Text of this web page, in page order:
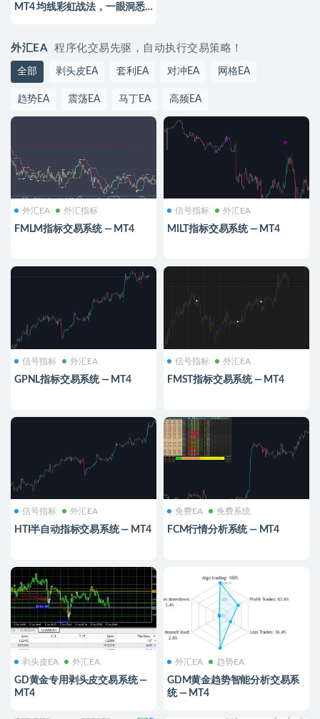
MT4 均线彩虹战法，一眼洞悉
外汇EA 程序化交易先驱，自动执行交易策略！
全部 剥头皮EA 套利EA 对冲EA 网格EA
趋势EA 震荡EA 马丁EA 高频EA
外汇EA 外汇指标
FMLM指标交易系统 — MT4
信号指标 外汇EA
MILT指标交易系统 — MT4
信号指标 外汇EA
GPNL指标交易系统 — MT4
信号指标 外汇EA
FMST指标交易系统 — MT4
信号指标 外汇EA
HTI半自动指标交易系统 — MT4
免费EA 免费系统
FCM行情分析系统 — MT4
剥头皮EA 外汇EA
GD黄金专用剥头皮交易系统 —
MT4
外汇EA 趋势EA
GDM黄金趋势智能分析交易系
统 — MT4